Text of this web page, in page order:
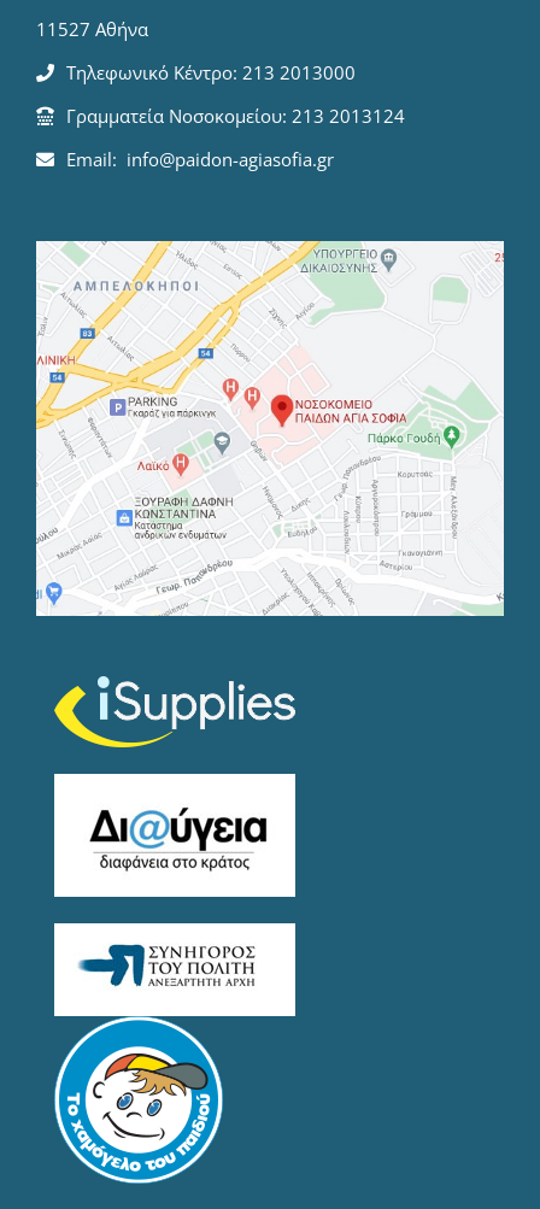
11527 Αθήνα
Τηλεφωνικό Κέντρο: 213 2013000
Γραμματεία Νοσοκομείου: 213 2013124
Email: info@paidon-agiasofia.gr